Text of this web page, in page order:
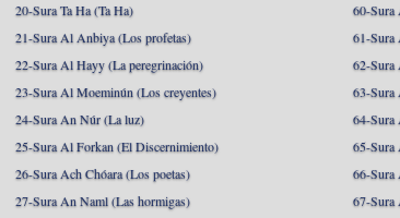
20-Sura Ta Ha (Ta Ha)
21-Sura Al Anbiya (Los profetas)
22-Sura Al Hayy (La peregrinación)
23-Sura Al Moeminún (Los creyentes)
24-Sura An Núr (La luz)
25-Sura Al Forkan (El Discernimiento)
26-Sura Ach Chóara (Los poetas)
27-Sura An Naml (Las hormigas)
60-Sura
61-Sura
62-Sura
63-Sura
64-Sura
65-Sura
66-Sura
67-Sura